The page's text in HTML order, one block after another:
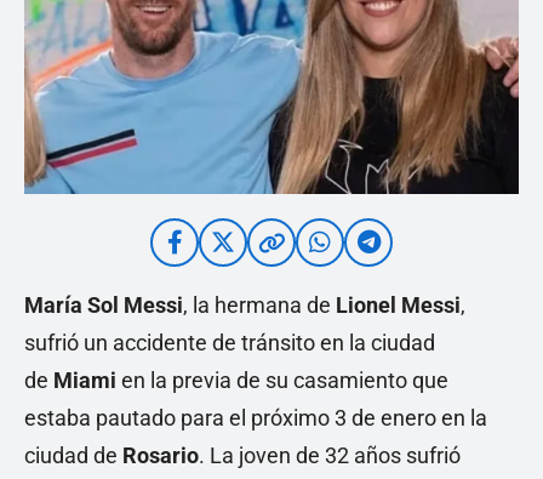
María Sol Messi, la hermana de Lionel Messi,
sufrió un accidente de tránsito en la ciudad
de Miami en la previa de su casamiento que
estaba pautado para el próximo 3 de enero en la
ciudad de Rosario. La joven de 32 años sufrió